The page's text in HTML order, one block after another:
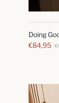
Doing
€84,95